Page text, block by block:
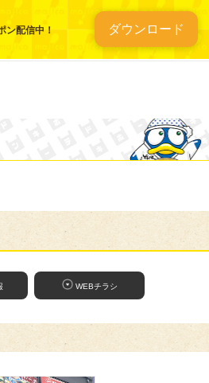
ン配信中！ ダウンロード
総合ディスカウント
WEBチラシ